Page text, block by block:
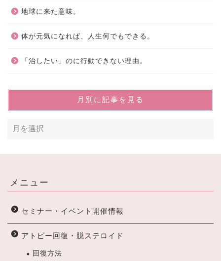
地球に来た意味。
体が元気になれば、人生何でもできる。
「治したい」のに行動できない理由。
月別に記事を見る
メニュー
セミナー・イベント開催情報
アトピー回復・脱ステロイド
回復方法